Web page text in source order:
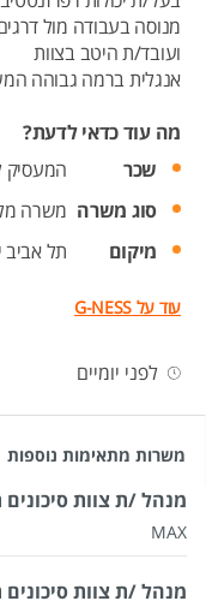
מנוסה בעבודה מול
ועובד/ת היטב בצוות
אנגלית ברמה גבוהה
מה עוד כדאי לדעת?
שכר
המעסיק
סוג משרה משרה
מיקום
תל אביב
עוד על G-NESS
לפני יומיים
משרות מתאימות נוספות
מנהל /ת צוות סיכונים
MAX
מנהל /ת צוות סיכונים